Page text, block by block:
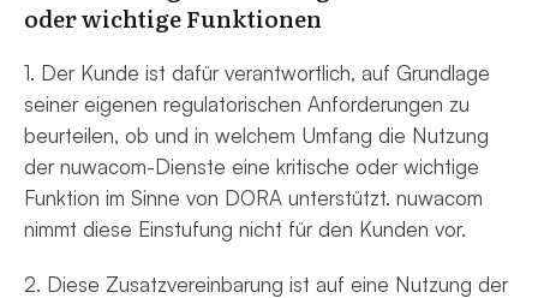
oder wichtige Funktionen
1. Der Kunde ist dafür verantwortlich, auf Grundlage
seiner eigenen regulatorischen Anforderungen zu
beurteilen, ob und in welchem Umfang die Nutzung
der nuwacom-Dienste eine kritische oder wichtige
Funktion im Sinne von DORA unterstützt. nuwacom
nimmt diese Einstufung nicht für den Kunden vor.
2. Diese Zusatzvereinbarung ist auf eine Nutzung der